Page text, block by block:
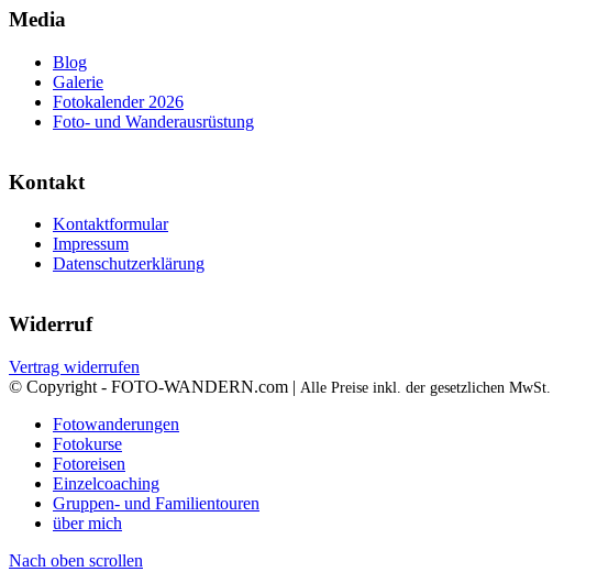
Media
Blog
Galerie
Fotokalender 2026
Foto- und Wanderausrüstung
Kontakt
Kontaktformular
Impressum
Datenschutzerklärung
Widerruf
Vertrag widerrufen
© Copyright - FOTO-WANDERN.com | Alle Preise inkl. der gesetzlichen MwSt.
Fotowanderungen
Fotokurse
Fotoreisen
Einzelcoaching
Gruppen- und Familientouren
über mich
Nach oben scrollen